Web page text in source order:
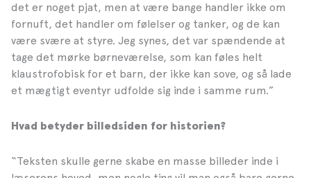
det er noget pjat, men at være bange handler ikke om
fornuft, det handler om følelser og tanker, og de kan
være svære at styre. Jeg synes, det var spændende at
tage det mørke børneværelse, som kan føles helt
klaustrofobisk for et barn, der ikke kan sove, og så lade
et mægtigt eventyr udfolde sig inde i samme rum.”
Hvad betyder billedsiden for historien?
“Teksten skulle gerne skabe en masse billeder inde i